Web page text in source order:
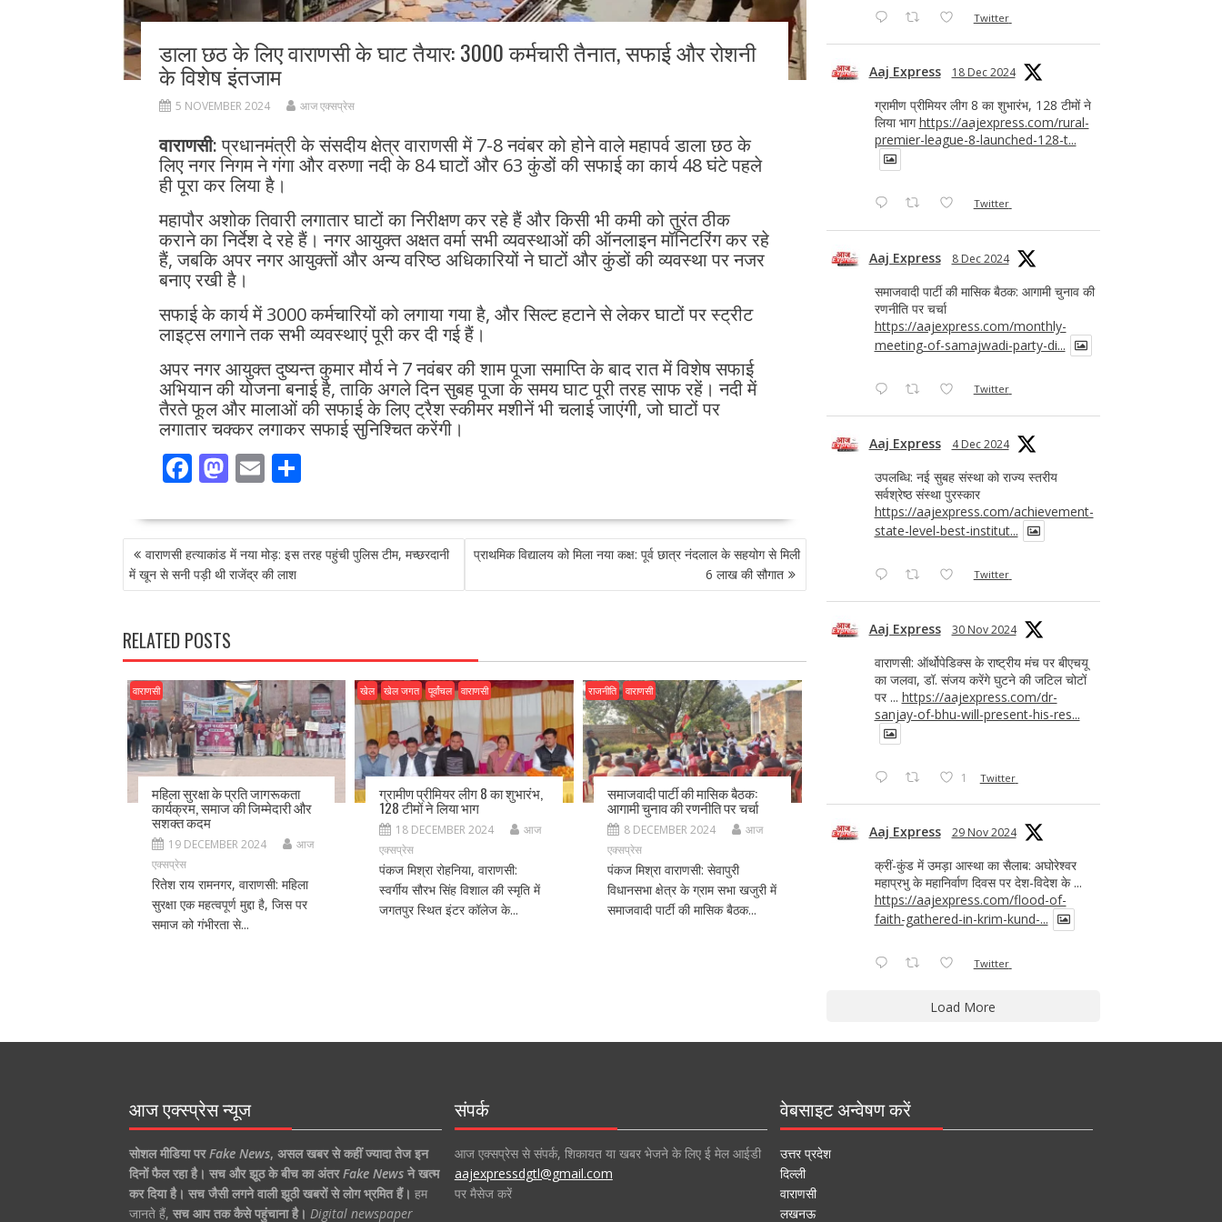
डाला छठ के लिए वाराणसी के घाट तैयार: 3000 कर्मचारी तैनात, सफाई और रोशनी
के विशेष इंतजाम
5 NOVEMBER 2024 आज एक्सप्रेस
वाराणसी:प्रधानमंत्री के संसदीय क्षेत्र वाराणसी में 7-8 नवंबर को होने वाले महापर्व डाला छठ के
लिए नगर निगम ने गंगा और वरुणा नदी के 84 घाटों और 63 कुंडों की सफाई का कार्य 48 घंटे पहले
ही पूरा कर लिया है।
महापौर अशोक तिवारी लगातार घाटों का निरीक्षण कर रहे हैं और किसी भी कमी को तुरंत ठीक
कराने का निर्देश दे रहे हैं। नगर आयुक्त अक्षत वर्मा सभी व्यवस्थाओं की ऑनलाइन मॉनिटरिंग कर रहे
हैं, जबकि अपर नगर आयुक्तों और अन्य वरिष्ठ अधिकारियों ने घाटों और कुंडों की व्यवस्था पर नजर
बनाए रखी है।
सफाई के कार्य में 3000 कर्मचारियों को लगाया गया है, और सिल्ट हटाने से लेकर घाटों पर स्ट्रीट
लाइट्स लगाने तक सभी व्यवस्थाएं पूरी कर दी गई हैं।
अपर नगर आयुक्त दुष्यन्त कुमार मौर्य ने 7 नवंबर की शाम पूजा समाप्ति के बाद रात में विशेष सफाई
अभियान की योजना बनाई है, ताकि अगले दिन सुबह पूजा के समय घाट पूरी तरह साफ रहें। नदी में
तैरते फूल और मालाओं की सफाई के लिए ट्रैश स्कीमर मशीनें भी चलाई जाएंगी, जो घाटों पर
लगातार चक्कर लगाकर सफाई सुनिश्चित करेंगी।
F
e
b
o
k
M
to
d
o
E
ai
l
S
ar
e
POST
NAVIGATION
वाराणसी हत्याकांड में नया मोड़: इस तरह पहुंची पुलिस टीम, मच्छरदानी
में खून से सनी पड़ी थी राजेंद्र की लाश
प्राथमिक विद्यालय को मिला नया कक्ष: पूर्व छात्र नंदलाल के सहयोग से मिली
6 लाख की सौगात
RELATED POSTS
वाराणसी
महिला सुरक्षा के प्रति जागरूकता
कार्यक्रम, समाज की जिम्मेदारी और
सशक्त कदम
19 DECEMBER 2024
आज
एक्सप्रेस
रितेश राय रामनगर, वाराणसी: महिला
सुरक्षा एक महत्वपूर्ण मुद्दा है, जिस पर
समाज को गंभीरता से...
खेल खेल जगत पूर्वांचल वाराणसी
ग्रामीण प्रीमियर लीग 8 का शुभारंभ,
128 टीमों ने लिया भाग
18 DECEMBER 2024
आज
एक्सप्रेस
पंकज मिश्रा रोहनिया, वाराणसी:
स्वर्गीय सौरभ सिंह विशाल की स्मृति में
जगतपुर स्थित इंटर कॉलेज के...
राजनीति वाराणसी
समाजवादी पार्टी की मासिक बैठक:
आगामी चुनाव की रणनीति पर चर्चा
8 DECEMBER 2024
आज
एक्सप्रेस
पंकज मिश्रा वाराणसी: सेवापुरी
विधानसभा क्षेत्र के ग्राम सभा खजुरी में
समाजवादी पार्टी की मासिक बैठक...
Twitter
Aaj Express 18 Dec 2024
ग्रामीण प्रीमियर लीग 8 का शुभारंभ, 128 टीमों ने
लिया भागhttps://aajexpress.com/rural-
premier-league-8-launched-128-t...
Twitter
Aaj Express 8 Dec 2024
समाजवादी पार्टी की मासिक बैठक: आगामी चुनाव की
रणनीति पर चर्चा
https://aajexpress.com/monthly-
meeting-of-samajwadi-party-di...
Twitter
Aaj Express 4 Dec 2024
उपलब्धि: नई सुबह संस्था को राज्य स्तरीय
सर्वश्रेष्ठ संस्था पुरस्कार
https://aajexpress.com/achievement-
state-level-best-institut...
Twitter
Aaj Express 30 Nov 2024
वाराणसी: ऑर्थोपेडिक्स के राष्ट्रीय मंच पर बीएचयू
का जलवा, डॉ. संजय करेंगे घुटने की जटिल चोटों
पर ... https://aajexpress.com/dr-
sanjay-of-bhu-will-present-his-res...
1 Twitter
Aaj Express 29 Nov 2024
क्रीं-कुंड में उमड़ा आस्था का सैलाब: अघोरेश्वर
महाप्रभु के महानिर्वाण दिवस पर देश-विदेश के ...
https://aajexpress.com/flood-of-
faith-gathered-in-krim-kund-...
Twitter
Load More
आज एक्स्प्रेस न्यूज
सोशल मीडिया पर Fake News, असल खबर से कहीं ज्यादा तेज इन
दिनों फैल रहा है। सच और झूठ के बीच का अंतर Fake Newsने खत्म
कर दिया है। सच जैसी लगने वाली झूठी खबरों से लोग भ्रमित हैं। हम
जानते हैं, सच आप तक कैसे पहुंचाना है। Digital newspaper
संपर्क
आज एक्सप्रेस से संपर्क, शिकायत या खबर भेजने के लिए ई मेल आईडी
aajexpressdgtl@gmail.com
पर मैसेज करें
वेबसाइट अन्वेषण करें
उत्तर प्रदेश
दिल्ली
वाराणसी
लखनऊ